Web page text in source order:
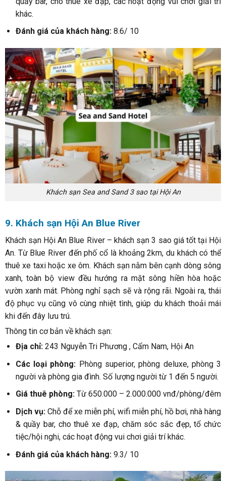
khác.
Đánh giá của khách hàng:8.6/ 10
Khách sạn Sea and Sand 3 sao tại Hội An
9. Khách sạn Hội An Blue River
Khách sạn Hội An Blue River – khách sạn 3 sao giá tốt tại Hội
An. Từ Blue River đến phố cổ là khoảng 2km, du khách có thể
thuê xe taxi hoặc xe ôm. Khách sạn nằm bên cạnh dòng sông
xanh, toàn bộ view đều hướng ra mặt sông hiền hòa hoặc
vườn xanh mát. Phòng nghỉ sạch sẽ và rộng rãi. Ngoài ra, thái
độ phục vụ cũng vô cùng nhiệt tình, giúp du khách thoải mái
khi đến đây lưu trú.
Thông tin cơ bản về khách sạn:
Địa chỉ: 243 Nguyễn Tri Phương , Cẩm Nam, Hội An
Các loại phòng: Phòng superior, phòng deluxe, phòng 3
người và phòng gia đình. Số lượng người từ 1 đến 5 người.
Giá thuê phòng: Từ 650.000 – 2.000.000 vnđ/phòng/đêm
Dịch vụ:Chỗ để xe miễn phí, wifi miễn phí, hồ bơi, nhà hàng
& quầy bar, cho thuê xe đạp, chăm sóc sắc đẹp, tổ chức
tiệc/hội nghi, các hoạt động vui chơi giải trí khác.
Đánh giá của khách hàng:9.3/ 10